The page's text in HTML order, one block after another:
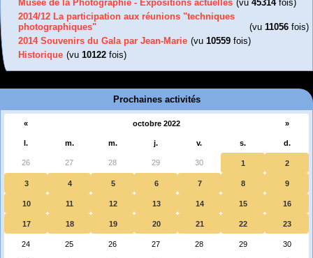
Musée de la Photographie - Expositions actuelles (vu 45314fois)
2014/12 La participation aux réunions "techniques
photographiques"
(vu 11056 fois)
2014 Souvenirs du Gala par Jean-Marie (vu 10559 fois)
Historique (vu 10122 fois)
Prochaines activités
« octobre 2022 »
l. m. m. j. v. s. d.
26 27 28 29 30 1 2
3 4 5 6 7 8 9
10 11 12 13 14 15 16
17 18 19 20 21 22 23
24 25 26 27 28 29 30